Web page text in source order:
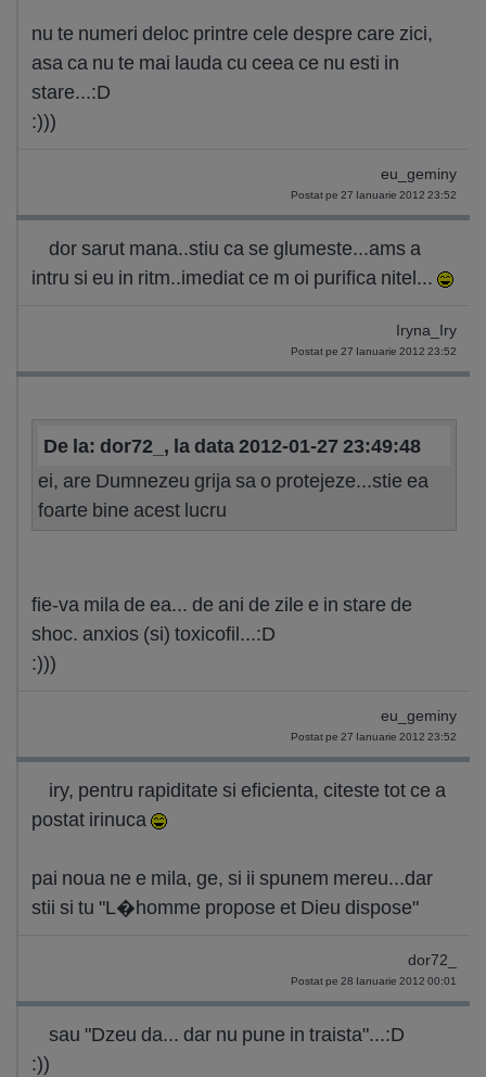
nu te numeri deloc printre cele despre care zici,
asa ca nu te mai lauda cu ceea ce nu esti in
stare...:D
:)))
eu_geminy
Postat pe 27 Ianuarie 2012 23:52
dor sarut mana..stiu ca se glumeste...ams a
intru si eu in ritm..imediat ce m oi purifica nitel...
Iryna_Iry
Postat pe 27 Ianuarie 2012 23:52
De la: dor72_, la data 2012-01-27 23:49:48
ei, are Dumnezeu grija sa o protejeze...stie ea
foarte bine acest lucru
fie-va mila de ea... de ani de zile e in stare de
shoc. anxios (si) toxicofil...:D
:)))
eu_geminy
Postat pe 27 Ianuarie 2012 23:52
iry, pentru rapiditate si eficienta, citeste tot ce a
postat irinuca
pai noua ne e mila, ge, si ii spunem mereu...dar
stii si tu "L�homme propose et Dieu dispose"
dor72_
Postat pe 28 Ianuarie 2012 00:01
sau "Dzeu da... dar nu pune in traista"...:D
:))